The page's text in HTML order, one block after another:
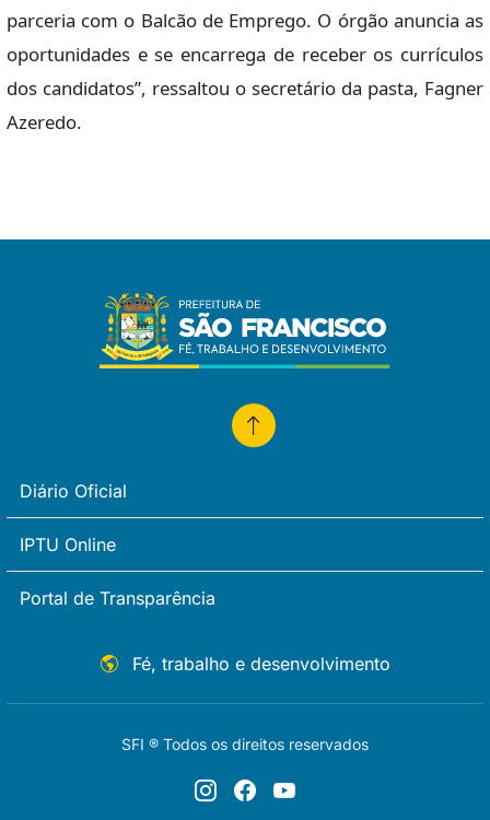
parceria com o Balcão de Emprego. O órgão anuncia as
oportunidades e se encarrega de receber os currículos
dos candidatos”, ressaltou o secretário da pasta, Fagner
Azeredo.
Diário Oficial
IPTU Online
Portal de Transparência
Fé, trabalho e desenvolvimento
SFI ® Todos os direitos reservados